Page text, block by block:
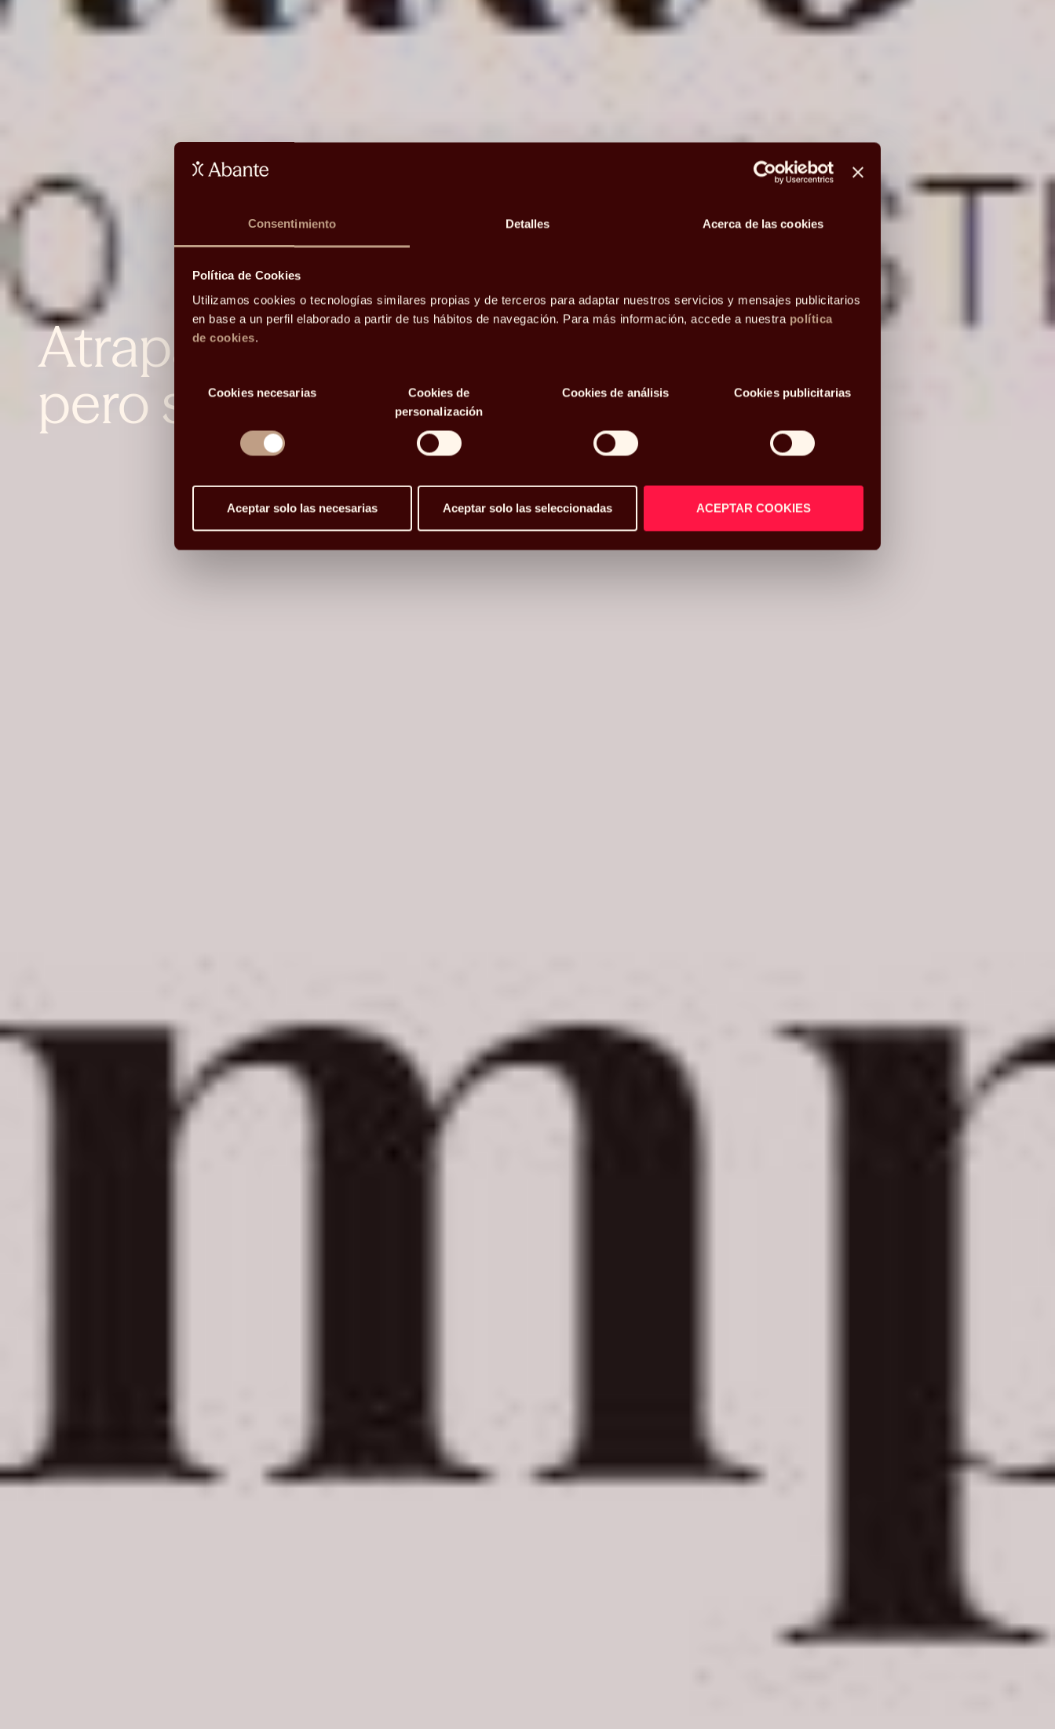
Consentimiento Detalles Acerca de las cookies
Política de Cookies
Utilizamos cookies o tecnologías similares propias y de terceros para adaptar nuestros servicios y mensajes publicitarios
en base a un perfil elaborado a partir de tus hábitos de navegación. Para más información, accede a nuestra política
de cookies.
de
consentimiento
Cookies necesarias
Cookies de
personalización
Cookies de análisis Cookies publicitarias
Aceptar solo las necesarias Aceptar solo las seleccionadas ACEPTAR COOKIES
Atrapados en el tiempo,
pero sin tiempo